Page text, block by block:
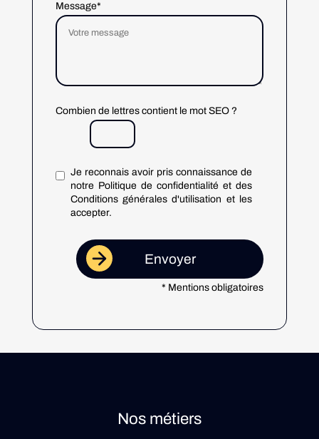
Message*
Combien de lettres contient le mot SEO ?
Je reconnais avoir pris connaissance de
notre Politique de confidentialité et des
Conditions générales d'utilisation et les
accepter.
* Mentions obligatoires
Nos métiers